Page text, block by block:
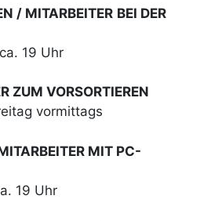
/ MITARBEITER BEI DER
19 Uhr
ZUM VORSORTIEREN
vormittags
MIT PC-
19 Uhr